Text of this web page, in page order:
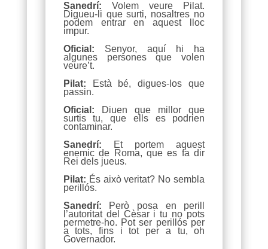
Sanedrí: Volem veure Pilat.
Digueu-li que surti, nosaltres no
podem entrar en aquest lloc
impur.
Oficial: Senyor, aquí hi ha
algunes persones que volen
veure’t.
Pilat: Està bé, digues-los que
passin.
Oficial: Diuen que millor que
surtis tu, que ells es podrien
contaminar.
Sanedrí: Et portem aquest
enemic de Roma, que es fa dir
Rei dels jueus.
Pilat: És això veritat? No sembla
perillós.
Sanedrí: Però posa en perill
l’autoritat del Cèsar i tu no pots
permetre-ho. Pot ser perillós per
a tots, fins i tot per a tu, oh
Governador.